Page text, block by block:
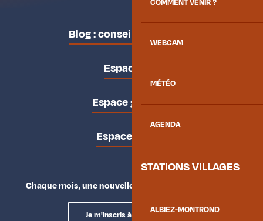
COMMENT VENIR ?
WEBCAM
MÉTÉO
AGENDA
STATIONS VILLAGES
ALBIEZ-MONTROND
Blog : conseils des locaux
Espace pro
Espace groupes
Espace presse
Chaque mois, une nouvelle façon d'explorer la vallée.
Je m'inscris à la newsletter